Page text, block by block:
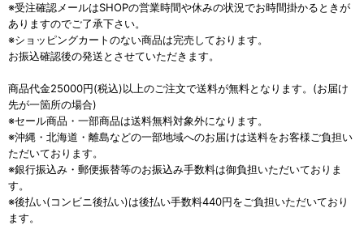
※受注確認メールはSHOPの営業時間や休みの状況でお時間掛かるときが
ありますのでご了承下さい。
※ショッピングカートのない商品は完売しております。
お振込確認後の発送とさせていただきます。
商品代金25000円(税込)以上のご注文で送料が無料となります。(お届け
先が一箇所の場合)
※セール商品・一部商品は送料無料対象外になります。
※沖縄・北海道・離島などの一部地域へのお届けは送料をお客様ご負担い
ただいております。
※銀行振込み・郵便振替等のお振込み手数料は御負担いただいておりま
す。
※後払い(コンビニ後払い)は後払い手数料440円をご負担いただいており
ます。